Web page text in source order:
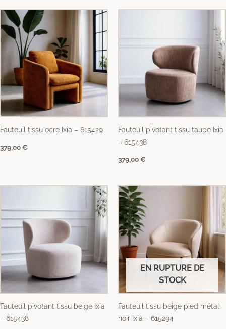
Fauteuil tissu ocre Ixia – 615429
379,00 €
Fauteuil pivotant tissu taupe Ixia
– 615438
379,00 €
Fauteuil pivotant tissu beige Ixia
– 615438
EN RUPTURE DE
STOCK
Fauteuil tissu beige pied métal
noir Ixia – 615294